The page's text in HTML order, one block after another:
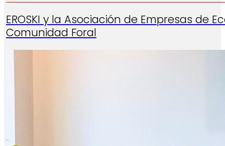
EROSKI y la Asociación de Empresas
Comunidad Foral